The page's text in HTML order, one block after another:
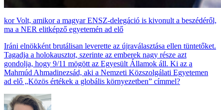
Volt, amikor a magyar ENSZ-delegáció is kivonult a beszédéről,
ma a NER elitképző egyetemén ad elő
Iráni elnökként brutálisan leverette az újraválasztása ellen tüntetőket.
Tagadja a holokausztot, szerinte az emberek nagy része azt
gondolja, hogy 9/11 mögött az Egyesült Államok áll. Ki az a
Mahmúd Ahmadinezsád, aki a Nemzeti Közszolgálati Egyetemen
ad elő „Közös értékek a globális környezetben” címmel?